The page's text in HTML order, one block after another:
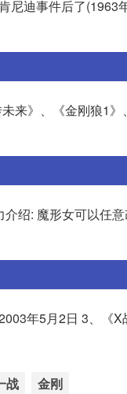
尼迪事件后了(1963
来》、《金刚狼1
绍: 魔形女可以任
年5月2日 3、《X
战 金刚